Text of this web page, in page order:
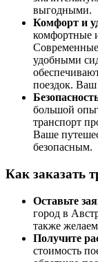
выгодными.
Комфорт и
комфортные
удобными
поездок.
большой
транспорт
Ваше
безопасным.
Как заказать
Оставьте
город в
также
Получите
стоимость